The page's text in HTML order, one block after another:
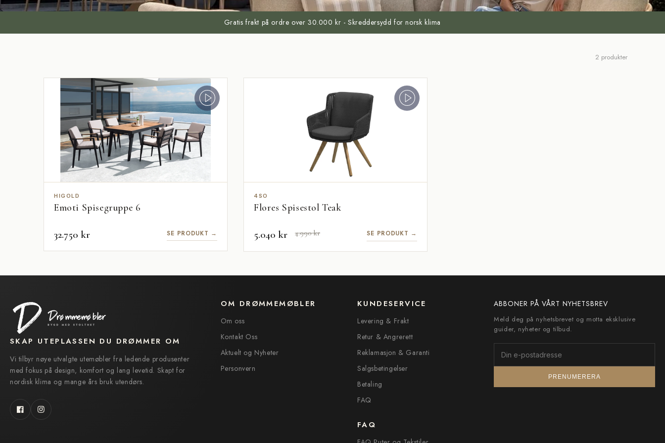
Gratis frakt på ordre over 30.000 kr - Skreddersydd for norsk klima
2 produkter
HIGOLD
Emoti Spisegruppe 6
32.750 kr SE PRODUKT →
4SO
Flores Spisestol Teak
5.040 kr 4.990 kr SE PRODUKT →
SKAP UTEPLASSEN DU DRØMMER OM
Vi tilbyr nøye utvalgte utemøbler fra ledende produsenter
med fokus på design, komfort og lang levetid. Skapt for
nordisk klima og mange års bruk utendørs.
FacebookInstagram
OM DRØMMEMØBLER
Om oss
Kontakt Oss
Aktuelt og Nyheter
Personvern
KUNDESERVICE
Levering & Frakt
Retur & Angrerett
Reklamasjon & Garanti
Salgsbetingelser
Betaling
FAQ
FAQ
ABBONER PÅ VÅRT NYHETSBREV
Meld deg på nyhetsbrevet og motta eksklusive
guider, nyheter og tilbud.
PRENUMERERA